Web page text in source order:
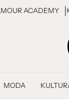
ACADEMY
MODA